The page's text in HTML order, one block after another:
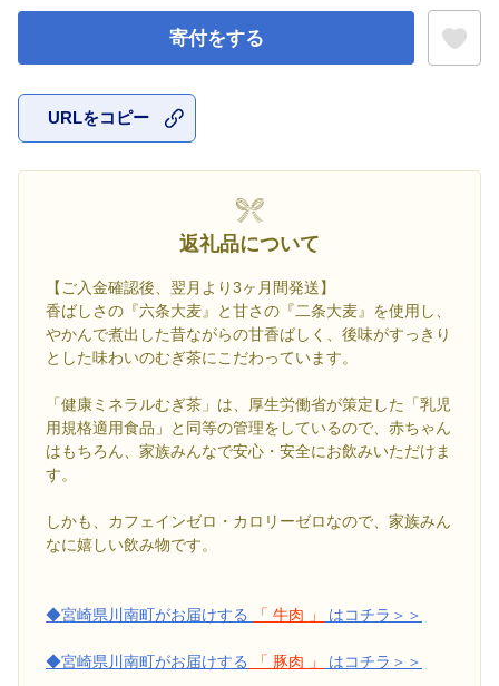
寄付をする
URLをコピー
返礼品について
【ご入金確認後、翌月より3ヶ月間発送】
香ばしさの『六条大麦』と甘さの『二条大麦』を使用し、
やかんで煮出した昔ながらの甘香ばしく、後味がすっきり
とした味わいのむぎ茶にこだわっています。
「健康ミネラルむぎ茶」は、厚生労働省が策定した「乳児
用規格適用食品」と同等の管理をしているので、赤ちゃん
はもちろん、家族みんなで安心・安全にお飲みいただけま
す。
しかも、カフェインゼロ・カロリーゼロなので、家族みん
なに嬉しい飲み物です。
◆宮崎県川南町がお届けする 「 牛肉 」 はコチラ＞＞
◆宮崎県川南町がお届けする 「 豚肉 」 はコチラ＞＞